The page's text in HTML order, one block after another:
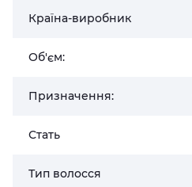
Країна-виробник
Об'єм:
Призначення:
Стать
Тип волосся